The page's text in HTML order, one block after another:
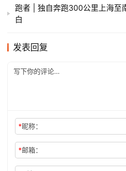
跑者 | 独自奔跑300公里上海至
白
发表回复
*昵称：
*邮箱：